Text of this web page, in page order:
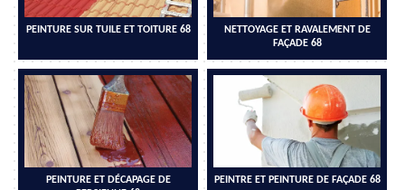
PEINTURE SUR TUILE ET TOITURE 68
NETTOYAGE ET RAVALEMENT DE
FAÇADE 68
PEINTURE ET DÉCAPAGE DE
PEINTRE ET PEINTURE DE FAÇADE 68